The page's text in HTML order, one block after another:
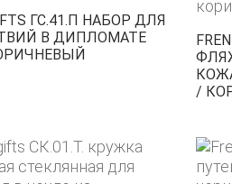
ГС.41.П НАБОР ДЛЯ
В ДИПЛОМАТЕ
/